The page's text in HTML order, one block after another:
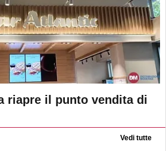
riapre il punto vendita di
Vedi tutte